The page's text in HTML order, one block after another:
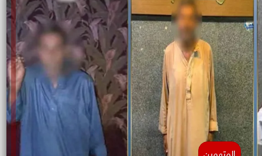
المتهمين